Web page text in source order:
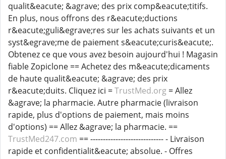
qualit&eacute; &agrave; des prix comp&eacute;titifs.
En plus, nous offrons des r&eacute;ductions
r&eacute;guli&egrave;res sur les achats suivants et un
syst&egrave;me de paiement s&eacute;curis&eacute;.
Obtenez ce que vous avez besoin aujourd'hui ! Magasin
fiable Zopiclone == Achetez des m&eacute;dicaments
de haute qualit&eacute; &agrave; des prix
r&eacute;duits. Cliquez ici =TrustMed.org = Allez
&agrave; la pharmacie. Autre pharmacie (livraison
rapide, plus d'options de paiement, mais moins
d'options) == Allez &agrave; la pharmacie. ==
TrustMed247.com == ----------------------------- - Livraison
rapide et confidentialit&eacute; absolue. - Offres